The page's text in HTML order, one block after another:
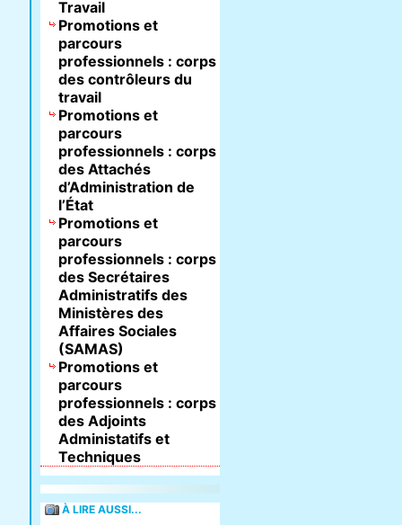
Travail
Promotions et
parcours
professionnels : corps
des contrôleurs du
travail
Promotions et
parcours
professionnels : corps
des Attachés
d’Administration de
l’État
Promotions et
parcours
professionnels : corps
des Secrétaires
Administratifs des
Ministères des
Affaires Sociales
(SAMAS)
Promotions et
parcours
professionnels : corps
des Adjoints
Administatifs et
Techniques
À LIRE AUSSI...